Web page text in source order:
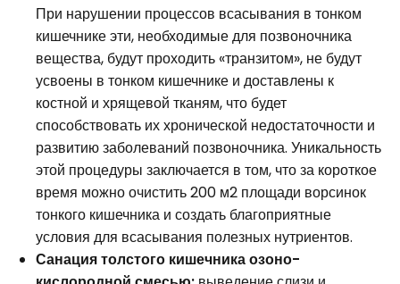
При нарушении процессов всасывания в тонком
кишечнике эти, необходимые для позвоночника
вещества, будут проходить «транзитом», не будут
усвоены в тонком кишечнике и доставлены к
костной и хрящевой тканям, что будет
способствовать их хронической недостаточности и
развитию заболеваний позвоночника. Уникальность
этой процедуры заключается в том, что за короткое
время можно очистить 200 м2 площади ворсинок
тонкого кишечника и создать благоприятные
условия для всасывания полезных нутриентов.
Санация толстого кишечника озоно-